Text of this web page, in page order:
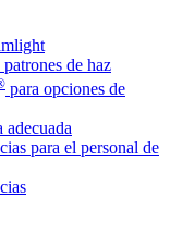
de haz
para opciones de
para el personal de